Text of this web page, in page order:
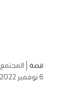
قصة المجتمع
6 نوفمبر 2022